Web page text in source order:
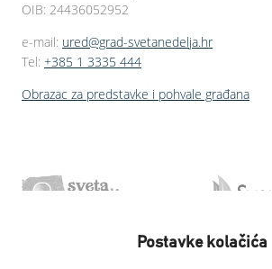
OIB: 24436052952
e-mail: ured@grad-svetanedelja.hr
Tel: +385 1 3335 444
Obrazac za predstavke i pohvale građana
Postavke kolačića